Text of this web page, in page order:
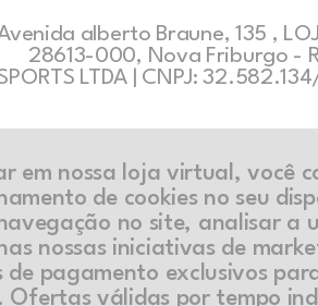
alberto Braune, 135 ,
28613-000, Nova Friburgo -
LTDA | CNPJ:
em nossa loja virtual, você
de cookies no seu
no site, analisar a
nossas iniciativas de
de pagamento exclusivos
Ofertas válidas por tempo